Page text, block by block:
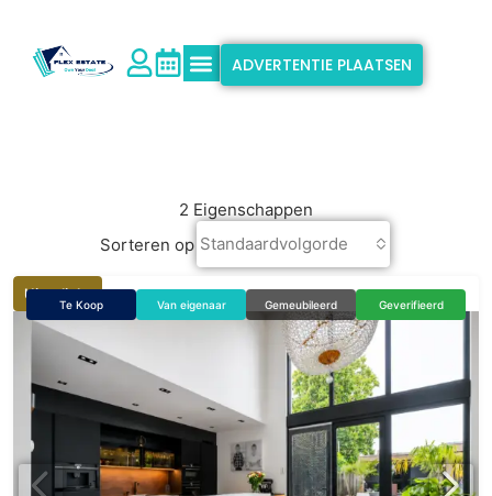
ADVERTENTIE PLAATSEN
2 Eigenschappen
Sorteren op Standaardvolgorde
Uitgelicht
Te Koop Van eigenaar Gemeubileerd Geverifieerd